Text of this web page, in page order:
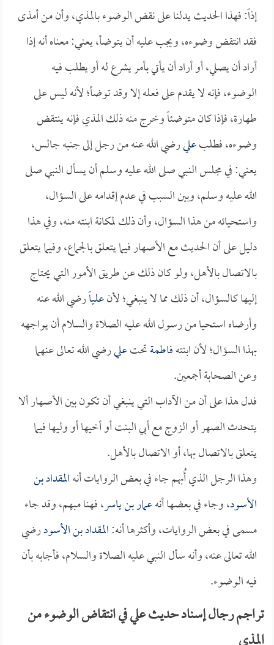
إذاً: فهذا الحديث يدلنا على نقض الوضوء بالمذي، وأن من أمذى
فقد انتقض وضوءه، ويجب عليه أن يتوضأ، يعني: معناه أنه إذا
أراد أن يصلي، أو أراد أن يأتي بأمر يشرع له أو يطلب فيه
الوضوء، فإنه لا يقدم على فعله إلا وقد توضأ؛ لأنه ليس على
طهارة، فإذا كان متوضئاً وخرج منه ذلك المذي فإنه ينتقض
وضوءه، فطلبعليرضي الله عنه من رجل إلى جنبه جالس،
يعني: في مجلس النبي صلى الله عليه وسلم أن يسأل النبي صلى
الله عليه وسلم، وبين السبب في عدم إقدامه على السؤال،
واستحيائه من هذا السؤال، وأن ذلك لمكانة ابنته منه، وفي هذا
دليل على أن الحديث مع الأصهار فيما يتعلق بالجماع، وفيما يتعلق
بالاتصال بالأهل، ولو كان ذلك عن طريق الأمور التي يحتاج
إليها كالسؤال، أن ذلك مما لا ينبغي؛ لأنعلياًرضي الله عنه
وأرضاه استحيا من رسول الله عليه الصلاة والسلام أن يواجهه
بهذا السؤال؛ لأن ابنتهفاطمةتحتعليرضي الله تعالى عنهما
وعن الصحابة أجمعين.
فدل هذا على أن من الآداب التي ينبغي أن تكون بين الأصهار ألا
يتحدث الصهر أو الزوج مع أبي البنت أو أخيها أو وليها فيما
يتعلق بالاتصال بها، أو الاتصال بالأهل.
وهذا الرجل الذي أُبهم جاء في بعض الروايات أنهالمقداد بن
الأسود، وجاء في بعضها أنهعمار بن ياسر، فهنا مبهم، وقد جاء
مسمى في بعض الروايات، وأكثرها أنه:المقداد بن الأسودرضي
الله تعالى عنه، وأنه سأل النبي عليه الصلاة والسلام، فأجابه بأن
فيه الوضوء.
تراجم رجال إسناد حديث علي في انتقاض الوضوء من